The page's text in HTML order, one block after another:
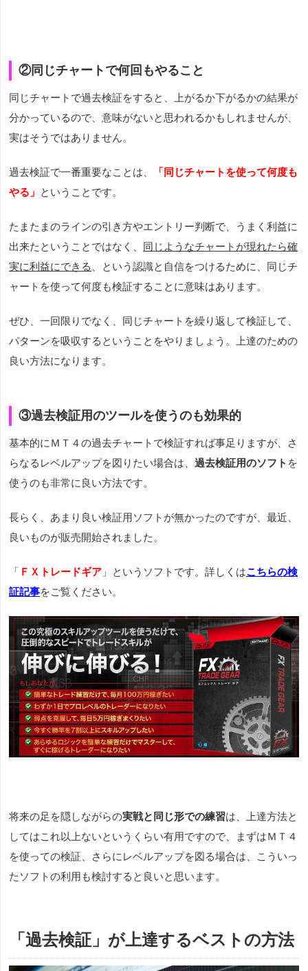
②同じチャートで何回もやること
同じチャートで過去検証をすると、上がるか下がるかの結果が
分かっているので、意味がないと思われるかもしれませんが、
実はそうではありません。
過去検証で一番重要なことは、
「同じチャートを使って何度も
やる」 ということです。
たまたまのラインの引き方やエントリー判断で、うまく利益に
出来たということではなく、 同じようなチャートが現れたら確
実に利益にできる
、という認識と自信をつけるために、同じチ
ャートを使って何度も検証することに意味はあります。
ぜひ、一回限りでなく、同じチャートを繰り返して検証して、
パターンを吸収するということをやりましょう。上達のための
良い方法になります。
③過去検証用のツールを使うのも効果的
基本的にＭＴ４の過去チャートで検証すれば事足りますが、さ
らなるレベルアップを図りたい場合は、 過去検証用のソフト を
使うのも非常に良い方法です。
長らく、あまり良い検証用ソフトが無かったのですが、最近、
良いものが販売開始されました。
「 ＦＸトレードギア 」というソフトです。詳しくはこちらの検
証記事をご覧ください。
将来の足を隠しながらの実戦と同じ形での練習は、上達方法と
してはこれ以上ないというくらい有用ですので、まずはＭＴ４
を使っての検証、さらにレベルアップを図る場合は、こういっ
たソフトの利用も検討すると良いと思います。
「過去検証」が上達するベストの方法